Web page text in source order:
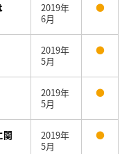
2019年
6月
●
2019年
5月
●
2019年
5月
●
関
2019年
5月
●